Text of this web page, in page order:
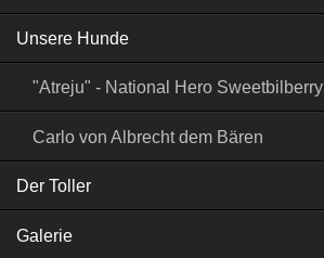
Unsere Hunde
"Atreju" - National Hero Sweetbilberry
Carlo von Albrecht dem Bären
Der Toller
Galerie